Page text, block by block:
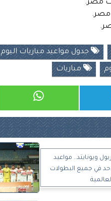
جدول مواعيد مباريات اليوم
مباريات
ويونايتد.. مواعيد
في جميع البطولات